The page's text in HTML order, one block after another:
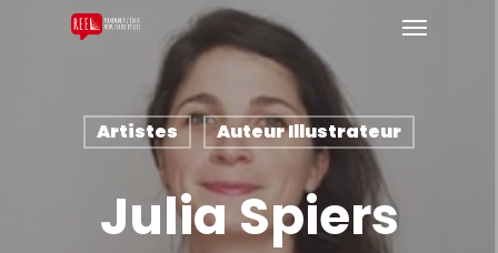
Artistes Auteur Illustrateur
Julia Spiers